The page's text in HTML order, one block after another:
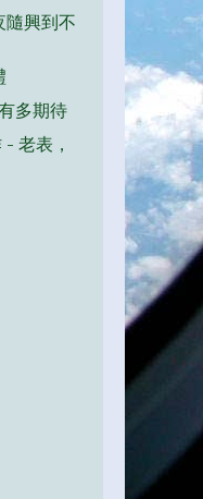
隨興到不
多期待
老表，